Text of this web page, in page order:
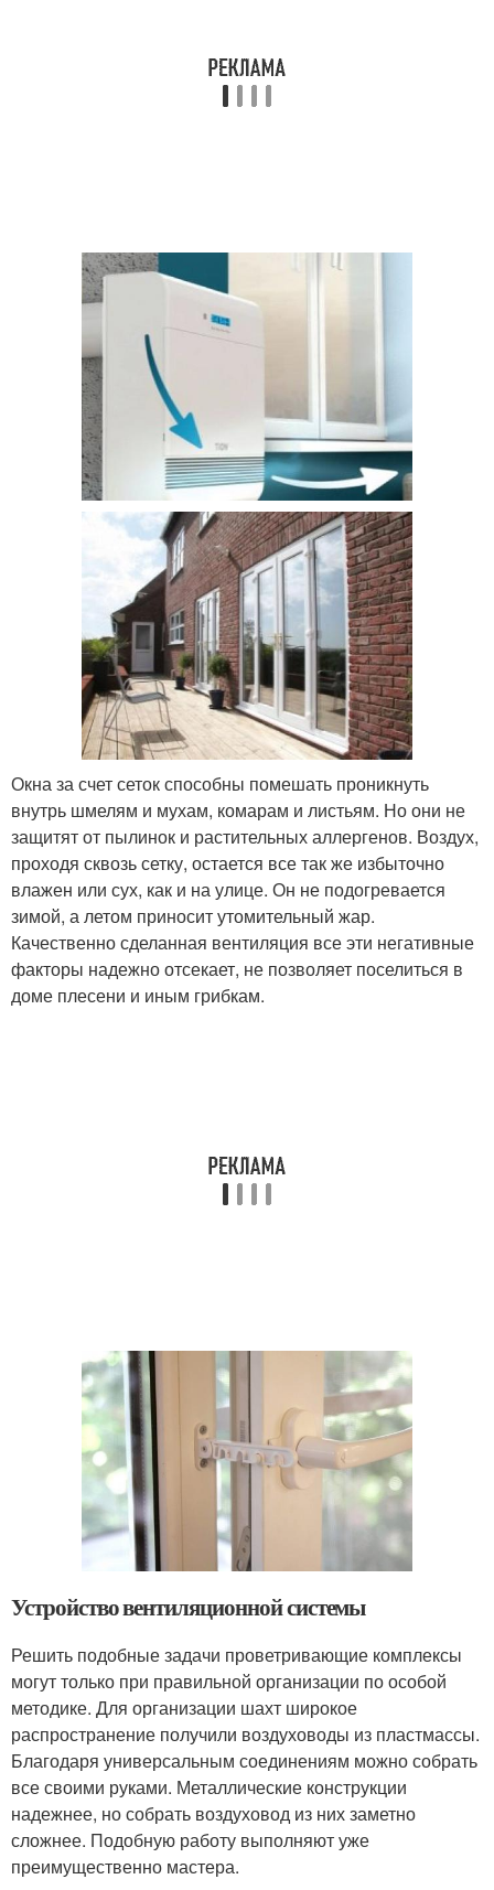
Окна за счет сеток способны помешать проникнуть
внутрь шмелям и мухам, комарам и листьям. Но они не
защитят от пылинок и растительных аллергенов. Воздух,
проходя сквозь сетку, остается все так же избыточно
влажен или сух, как и на улице. Он не подогревается
зимой, а летом приносит утомительный жар.
Качественно сделанная вентиляция все эти негативные
факторы надежно отсекает, не позволяет поселиться в
доме плесени и иным грибкам.
Устройство вентиляционной системы
Решить подобные задачи проветривающие комплексы
могут только при правильной организации по особой
методике. Для организации шахт широкое
распространение получили воздуховоды из пластмассы.
Благодаря универсальным соединениям можно собрать
все своими руками. Металлические конструкции
надежнее, но собрать воздуховод из них заметно
сложнее. Подобную работу выполняют уже
преимущественно мастера.